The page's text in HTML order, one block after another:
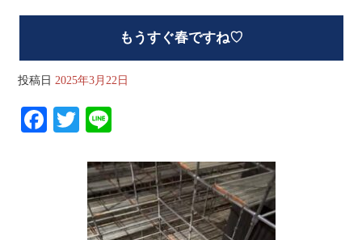
もうすぐ春ですね♡
投稿日 2025年3月22日
Fa T
tte
r